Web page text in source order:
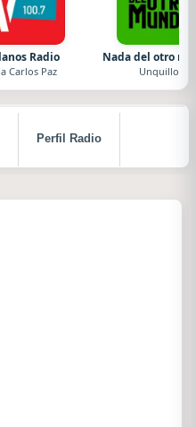
Radio
Carlos Paz
Nada del otro
Unquillo
Perfil Radio